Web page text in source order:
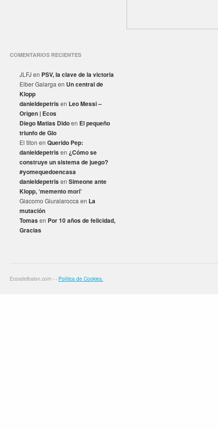
COMENTARIOS RECIENTES
JLFJ en PSV, la clave de la victoria
Elber Galarga en Un central de
Klopp
danieldepetrisen Leo Messi –
Origen | Ecos
Diego Matias Didoen El pequeño
triunfo de Gio
El titon en Querido Pep:
danieldepetrisen ¿Cómo se
construye un sistema de juego?
#yomequedoencasa
danieldepetrisen Simeone ante
Klopp, ‘memento mori’
Giacomo Giuralarocca en La
mutación
Tomasen Por 10 años de felicidad,
Gracias
Ecosdelbalon.com - - Política de Cookies.